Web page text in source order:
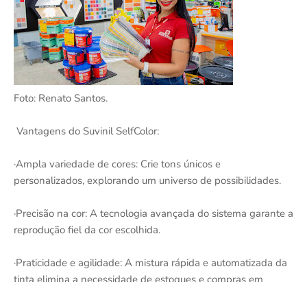
Foto: Renato Santos.
Vantagens do Suvinil SelfColor:
·Ampla variedade de cores: Crie tons únicos e
personalizados, explorando um universo de possibilidades.
·Precisão na cor: A tecnologia avançada do sistema garante a
reprodução fiel da cor escolhida.
·Praticidade e agilidade: A mistura rápida e automatizada da
tinta elimina a necessidade de estoques e compras em